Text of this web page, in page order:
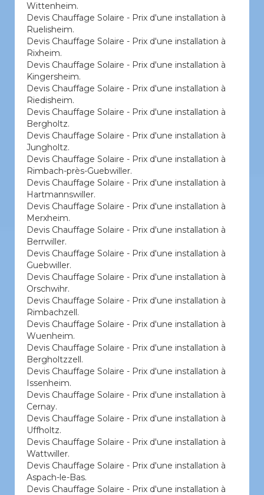
Wittenheim.
Devis Chauffage Solaire - Prix d'une installation à
Ruelisheim.
Devis Chauffage Solaire - Prix d'une installation à
Rixheim.
Devis Chauffage Solaire - Prix d'une installation à
Kingersheim.
Devis Chauffage Solaire - Prix d'une installation à
Riedisheim.
Devis Chauffage Solaire - Prix d'une installation à
Bergholtz.
Devis Chauffage Solaire - Prix d'une installation à
Jungholtz.
Devis Chauffage Solaire - Prix d'une installation à
Rimbach-près-Guebwiller.
Devis Chauffage Solaire - Prix d'une installation à
Hartmannswiller.
Devis Chauffage Solaire - Prix d'une installation à
Merxheim.
Devis Chauffage Solaire - Prix d'une installation à
Berrwiller.
Devis Chauffage Solaire - Prix d'une installation à
Guebwiller.
Devis Chauffage Solaire - Prix d'une installation à
Orschwihr.
Devis Chauffage Solaire - Prix d'une installation à
Rimbachzell.
Devis Chauffage Solaire - Prix d'une installation à
Wuenheim.
Devis Chauffage Solaire - Prix d'une installation à
Bergholtzzell.
Devis Chauffage Solaire - Prix d'une installation à
Issenheim.
Devis Chauffage Solaire - Prix d'une installation à
Cernay.
Devis Chauffage Solaire - Prix d'une installation à
Uffholtz.
Devis Chauffage Solaire - Prix d'une installation à
Wattwiller.
Devis Chauffage Solaire - Prix d'une installation à
Aspach-le-Bas.
Devis Chauffage Solaire - Prix d'une installation à